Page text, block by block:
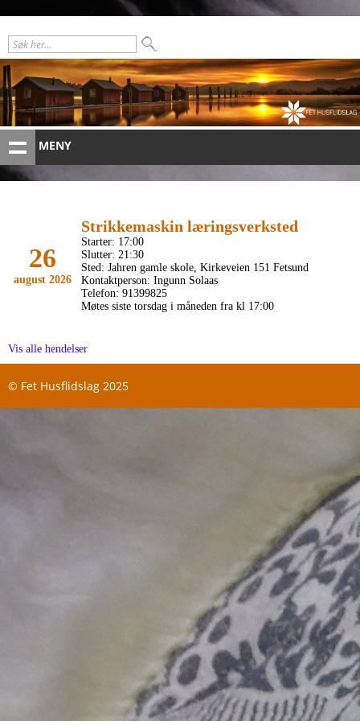
MENY
26
august 2026
Strikkemaskin læringsverksted
Starter: 17:00
Slutter: 21:30
Sted: Jahren gamle skole, Kirkeveien 151 Fetsund
Kontaktperson: Ingunn Solaas
Telefon: 91399825
Møtes siste torsdag i måneden fra kl 17:00
Vis alle hendelser
© Fet Husflidslag 2025